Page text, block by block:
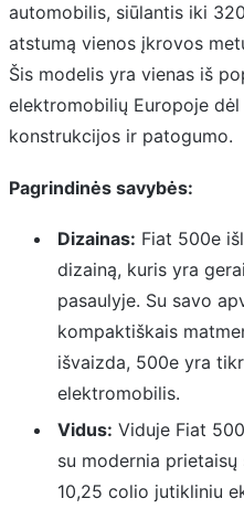
automobilis, siūlantis iki
atstumą vienos įkrovos
Šis modelis yra vienas iš
elektromobilių Europoje
konstrukcijos ir patogumo.
Pagrindinės savybės:
Dizainas: Fiat 500e
dizainą, kuris yra
pasaulyje. Su savo
kompaktiškais
išvaizda, 500e yra
elektromobilis.
Vidus: Viduje Fiat
su modernia
10,25 colio jutikliniu